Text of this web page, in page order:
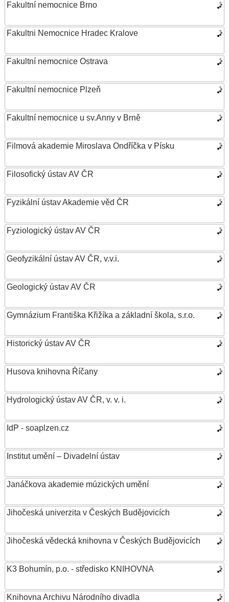
Fakultní nemocnice Brno
Fakultni Nemocnice Hradec Kralove
Fakultní nemocnice Ostrava
Fakultní nemocnice Plzeň
Fakultní nemocnice u sv.Anny v Brně
Filmová akademie Miroslava Ondříčka v Písku
Filosofický ústav AV ČR
Fyzikální ústav Akademie věd ČR
Fyziologický ústav AV ČR
Geofyzikální ústav AV ČR, v.v.i.
Geologický ústav AV ČR
Gymnázium Františka Křižíka a základní škola, s.r.o.
Historický ústav AV ČR
Husova knihovna Říčany
Hydrologický ústav AV ČR, v. v. i.
IdP - soaplzen.cz
Institut umění – Divadelní ústav
Janáčkova akademie múzických umění
Jihočeská univerzita v Českých Budějovicích
Jihočeská vědecká knihovna v Českých Budějovicích
K3 Bohumín, p.o. - středisko KNIHOVNA
Knihovna Archivu Národního divadla